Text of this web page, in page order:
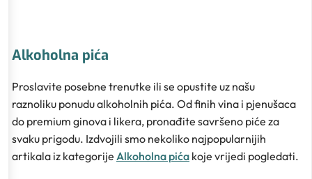
Alkoholna pića
Proslavite posebne trenutke ili se opustite uz našu
raznoliku ponudu alkoholnih pića. Od finih vina i pjenušaca
do premium ginova i likera, pronađite savršeno piće za
svaku prigodu. Izdvojili smo nekoliko najpopularnijih
artikala iz kategorije Alkoholna pića koje vrijedi pogledati.